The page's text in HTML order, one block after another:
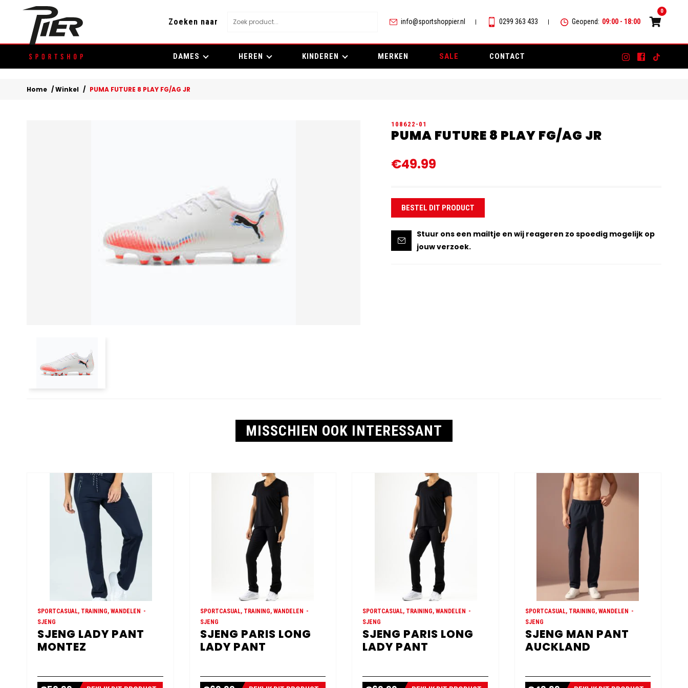
Zoeken naar info@sportshoppier.nl 0299 363 433 Geopend: 09:00 - 18:00
0
Skip
DAMES HEREN KINDEREN MERKEN SALE CONTACT
Home /Winkel / PUMA FUTURE 8 PLAY FG/AG JR
108622-01
PUMA FUTURE 8 PLAY FG/AG JR
€49.99
BESTEL DIT PRODUCT
Stuur ons een mailtje en wij reageren zo spoedig mogelijk op
jouw verzoek.
MISSCHIEN OOK INTERESSANT
SPORTCASUAL, TRAINING, WANDELEN
SJENG
SJENG LADY PANT
MONTEZ
SPORTCASUAL, TRAINING, WANDELEN
SJENG
SJENG PARIS LONG
LADY PANT
SPORTCASUAL, TRAINING, WANDELEN
SJENG
SJENG PARIS LONG
LADY PANT
SPORTCASUAL, TRAINING, WANDELEN
SJENG
SJENG MAN PANT
AUCKLAND